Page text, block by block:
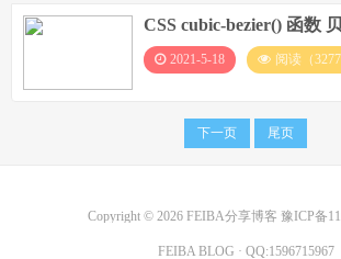
CSS cubic-bezier() 函数
2021-5-18 阅读（3277
下一页 尾页
Copyright © 2026 FEIBA分享博客 豫ICP备
FEIBA BLOG · QQ:1596715967